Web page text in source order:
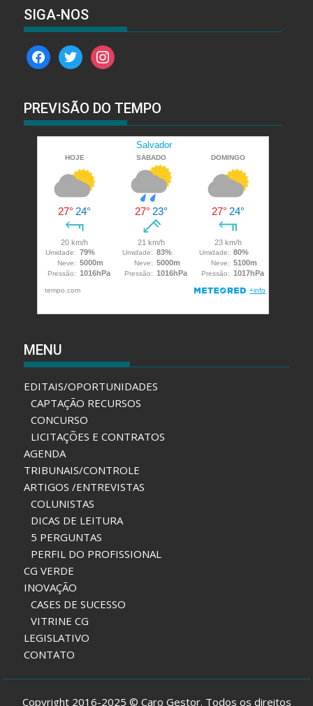
SIGA-NOS
facebooktwitterinstagram
PREVISÃO DO TEMPO
MENU
EDITAIS/OPORTUNIDADES
CAPTAÇÃO RECURSOS
CONCURSO
LICITAÇÕES E CONTRATOS
AGENDA
TRIBUNAIS/CONTROLE
ARTIGOS /ENTREVISTAS
COLUNISTAS
DICAS DE LEITURA
5 PERGUNTAS
PERFIL DO PROFISSIONAL
CG VERDE
INOVAÇÃO
CASES DE SUCESSO
VITRINE CG
LEGISLATIVO
CONTATO
Copyright 2016-2025 © Caro Gestor. Todos os direitos